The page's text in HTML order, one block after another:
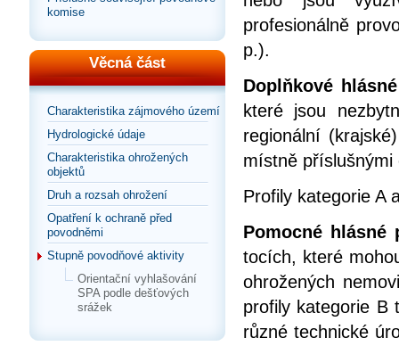
komise
Věcná část
Charakteristika zájmového území
Hydrologické údaje
Charakteristika ohrožených
objektů
Druh a rozsah ohrožení
Opatření k ochraně před
povodněmi
Stupně povodňové aktivity
Orientační vyhlašování
SPA podle dešťových
srážek
profesionálně
p.).
Doplňkové
které jsou
regionální
místně příslušnými
Profily kategorie A
Pomocné
tocích, které
ohrožených
profily kategorie B
různé technické